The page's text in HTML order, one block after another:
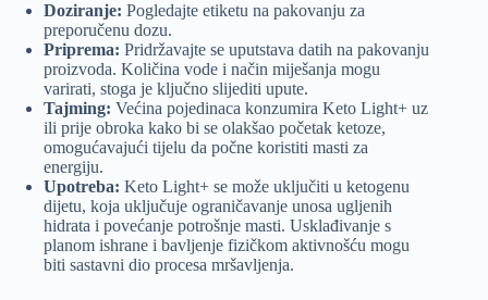
Doziranje: Pogledajte etiketu na pakovanju za
preporučenu dozu.
Priprema: Pridržavajte se uputstava datih na pakovanju
proizvoda. Količina vode i način miješanja mogu
varirati, stoga je ključno slijediti upute.
Tajming: Većina pojedinaca konzumira Keto Light+ uz
ili prije obroka kako bi se olakšao početak ketoze,
omogućavajući tijelu da počne koristiti masti za
energiju.
Upotreba: Keto Light+ se može uključiti u ketogenu
dijetu, koja uključuje ograničavanje unosa ugljenih
hidrata i povećanje potrošnje masti. Usklađivanje s
planom ishrane i bavljenje fizičkom aktivnošću mogu
biti sastavni dio procesa mršavljenja.